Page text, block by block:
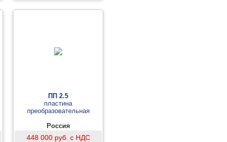
ПП 2.5
пластина
преобразовательная
Россия
448 000 руб. с НДС